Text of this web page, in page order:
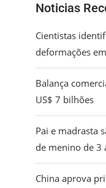
Noticias
Cientistas
deformações
Balança
US$ 7 bilhões
Pai e madrasta
de menino de 3
China aprova